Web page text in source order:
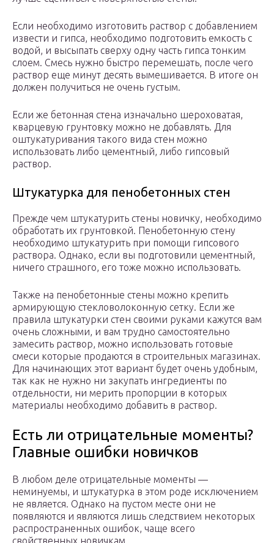
Если необходимо изготовить раствор с добавлением
извести и гипса, необходимо подготовить емкость с
водой, и высыпать сверху одну часть гипса тонким
слоем. Смесь нужно быстро перемешать, после чего
раствор еще минут десять вымешивается. В итоге он
должен получиться не очень густым.
Если же бетонная стена изначально шероховатая,
кварцевую грунтовку можно не добавлять. Для
оштукатуривания такого вида стен можно
использовать либо цементный, либо гипсовый
раствор.
Штукатурка для пенобетонных стен
Прежде чем штукатурить стены новичку, необходимо
обработать их грунтовкой. Пенобетонную стену
необходимо штукатурить при помощи гипсового
раствора. Однако, если вы подготовили цементный,
ничего страшного, его тоже можно использовать.
Также на пенобетонные стены можно крепить
армирующую стекловолоконную сетку. Если же
правила штукатурки стен своими руками кажутся вам
очень сложными, и вам трудно самостоятельно
замесить раствор, можно использовать готовые
смеси которые продаются в строительных магазинах.
Для начинающих этот вариант будет очень удобным,
так как не нужно ни закупать ингредиенты по
отдельности, ни мерить пропорции в которых
материалы необходимо добавить в раствор.
Есть ли отрицательные моменты?
Главные ошибки новичков
В любом деле отрицательные моменты —
неминуемы, и штукатурка в этом роде исключением
не является. Однако на пустом месте они не
появляются и являются лишь следствием некоторых
распространенных ошибок, чаще всего
свойственных новичкам